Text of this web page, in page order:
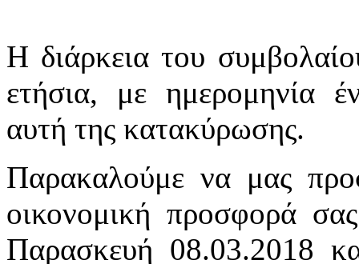
H διάρκεια του
ετήσια, με ημερομηνία
αυτή της κατακύρωσης.
Παρακαλούμε να μας
οικονομική προσφορά
Παρασκευή 08.03.2018